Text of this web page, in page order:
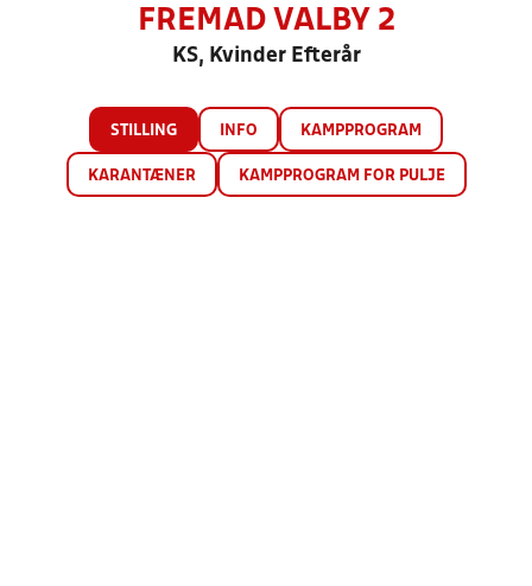
FREMAD VALBY 2
KS, Kvinder Efterår
STILLING INFO KAMPPROGRAM
KARANTÆNER KAMPPROGRAM FOR PULJE